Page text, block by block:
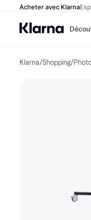
Acheter avec Klarna
Klarna/Shopping/